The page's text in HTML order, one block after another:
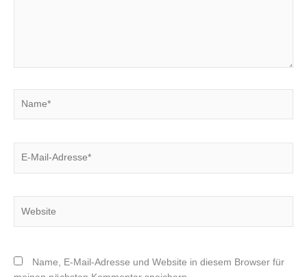
Name, E-Mail-Adresse und Website in diesem Browser für